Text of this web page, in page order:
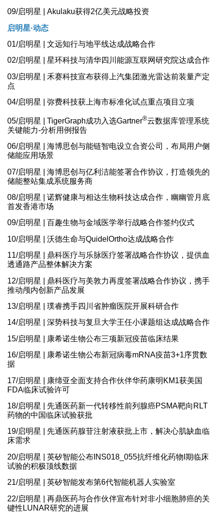
09/启明星 | Akulaku获得2亿美元战略投资
启明星·动态
01/启明星 | 文远知行与地平线达成战略合作
02/启明星 | 星环科技与清华四川能源互联网研究院达成合作
03/启明星 | 禾赛科技宣布获得上汽集团激光雷达前装量产定
点
04/启明星 | 弥费科技获上海市标准化试点重点项目立项
05/启明星 | TigerGraph成功入选Gartner®云数据库管理系统
关键能力-分析用例报告
06/启明星 | 海博思创与能链智电设立合资公司，布局用户侧
储能应用场景
07/启明星 | 海博思创与亿利洁能签署合作协议，打造领先的
储能整站集成系统服务商
08/启明星 | 诺辉健康与相达生物科技达成合作，幽幽管月底
首发香港市场
09/启明星 | 百趣生物与金域医学举行战略合作签约仪式
10/启明星 | 沃德生命与QuidelOrtho达成战略合作
11/启明星 | 鼎科医疗与乐脉医疗签署战略合作协议，提供血
透通路产品整体解决方案
12/启明星 | 鼎科医疗与美敦力再度签署战略合作协议，携手
推动颅内创新产品发展
13/启明星 | 璞睿携手四川省肿瘤医院开展科研合作
14/启明星 | 深势科技与复旦大学王任小课题组达成战略合作
15/启明星 | 康希诺生物公布三项新冠疫苗临床结果
16/启明星 | 康希诺生物公布新冠病毒mRNA疫苗3+1序贯数
据
17/启明星 | 康缔亚全面支持合作伙伴华药康明KM1获美国
FDA临床试验许可
18/启明星 | 先通医药新一代转移性前列腺癌PSMA靶向RLT
药物的中国临床试验获批
19/启明星 | 先通医药腺苷注射液获批上市，解决心肌缺血临
床需求
20/启明星 | 英矽智能公布INS018_055抗纤维化药物I期临床
试验的积极顶线数据
21/启明星 | 英矽智能发布第6代智能机器人实验室
22/启明星 | 再鼎医药与合作伙伴宣布针对非小细胞肺癌的关
键性LUNAR研究的进展